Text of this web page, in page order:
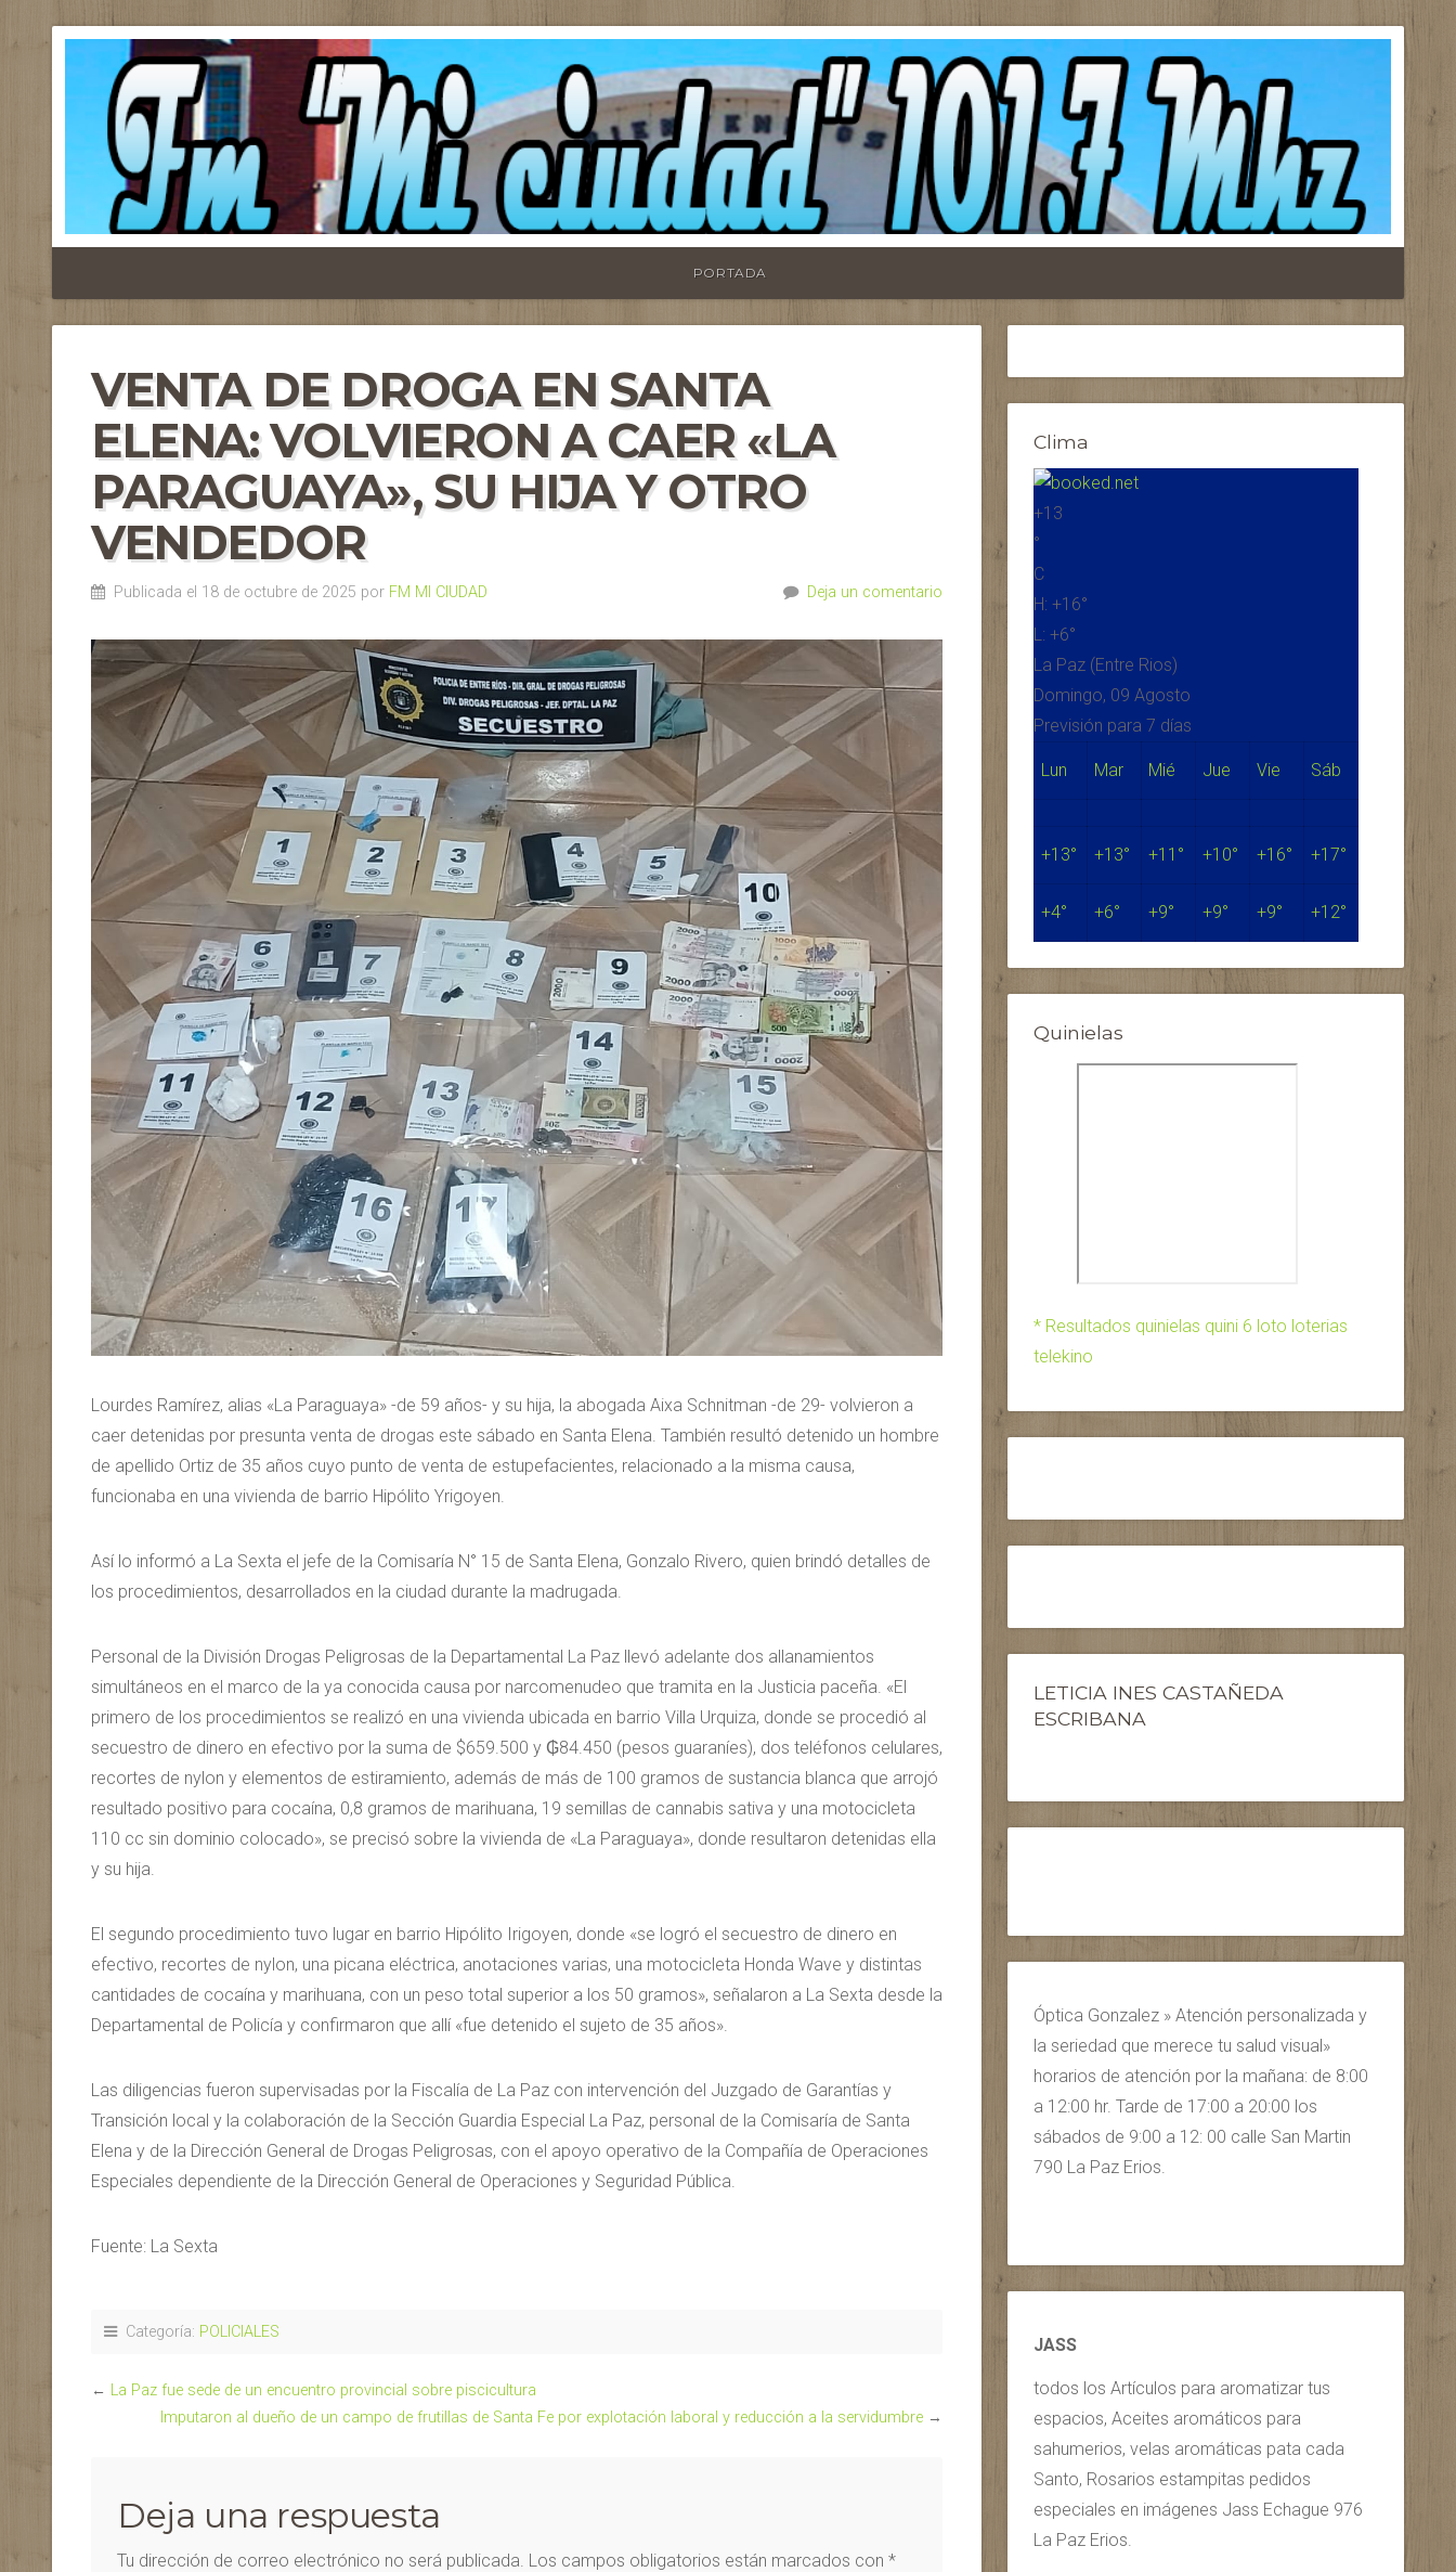
PORTADA
VENTA DE DROGA EN SANTA
ELENA: VOLVIERON A CAER «LA
PARAGUAYA», SU HIJA Y OTRO
VENDEDOR
Publicada el 18 de octubre de 2025 por FM MI CIUDAD Deja un comentario
Lourdes Ramírez, alias «La Paraguaya» -de 59 años- y su hija, la abogada Aixa Schnitman -de 29- volvieron a
caer detenidas por presunta venta de drogas este sábado en Santa Elena. También resultó detenido un hombre
de apellido Ortiz de 35 años cuyo punto de venta de estupefacientes, relacionado a la misma causa,
funcionaba en una vivienda de barrio Hipólito Yrigoyen.
Así lo informó a La Sexta el jefe de la Comisaría N° 15 de Santa Elena, Gonzalo Rivero, quien brindó detalles de
los procedimientos, desarrollados en la ciudad durante la madrugada.
Personal de la División Drogas Peligrosas de la Departamental La Paz llevó adelante dos allanamientos
simultáneos en el marco de la ya conocida causa por narcomenudeo que tramita en la Justicia paceña. «El
primero de los procedimientos se realizó en una vivienda ubicada en barrio Villa Urquiza, donde se procedió al
secuestro de dinero en efectivo por la suma de $659.500 y ₲84.450 (pesos guaraníes), dos teléfonos celulares,
recortes de nylon y elementos de estiramiento, además de más de 100 gramos de sustancia blanca que arrojó
resultado positivo para cocaína, 0,8 gramos de marihuana, 19 semillas de cannabis sativa y una motocicleta
110 cc sin dominio colocado», se precisó sobre la vivienda de «La Paraguaya», donde resultaron detenidas ella
y su hija.
El segundo procedimiento tuvo lugar en barrio Hipólito Irigoyen, donde «se logró el secuestro de dinero en
efectivo, recortes de nylon, una picana eléctrica, anotaciones varias, una motocicleta Honda Wave y distintas
cantidades de cocaína y marihuana, con un peso total superior a los 50 gramos», señalaron a La Sexta desde la
Departamental de Policía y confirmaron que allí «fue detenido el sujeto de 35 años».
Las diligencias fueron supervisadas por la Fiscalía de La Paz con intervención del Juzgado de Garantías y
Transición local y la colaboración de la Sección Guardia Especial La Paz, personal de la Comisaría de Santa
Elena y de la Dirección General de Drogas Peligrosas, con el apoyo operativo de la Compañía de Operaciones
Especiales dependiente de la Dirección General de Operaciones y Seguridad Pública.
Fuente: La Sexta
Categoría: POLICIALES
← La Paz fue sede de un encuentro provincial sobre piscicultura
Imputaron al dueño de un campo de frutillas de Santa Fe por explotación laboral y reducción a la servidumbre →
Deja una respuesta
Tu dirección de correo electrónico no será publicada. Los campos obligatorios están marcados con *
Clima
+13
°
C
H: +16°
L: +6°
La Paz (Entre Rios)
Domingo, 09 Agosto
Previsión para 7 días
Lun Mar Mié Jue Vie Sáb
+13° +13° +11° +10° +16° +17°
+4° +6° +9° +9° +9° +12°
Quinielas
* Resultados quinielas quini 6 loto loterias
telekino
LETICIA INES CASTAÑEDA
ESCRIBANA
Óptica Gonzalez » Atención personalizada y
la seriedad que merece tu salud visual»
horarios de atención por la mañana: de 8:00
a 12:00 hr. Tarde de 17:00 a 20:00 los
sábados de 9:00 a 12: 00 calle San Martin
790 La Paz Erios.
JASS
todos los Artículos para aromatizar tus
espacios, Aceites aromáticos para
sahumerios, velas aromáticas pata cada
Santo, Rosarios estampitas pedidos
especiales en imágenes Jass Echague 976
La Paz Erios.